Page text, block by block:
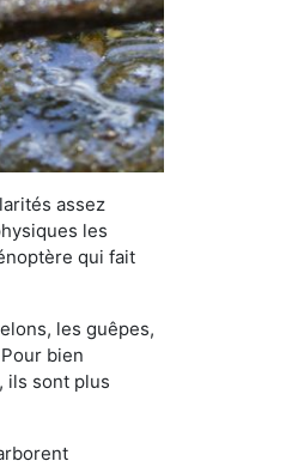
assez
les
qui fait
les guêpes,
bien
ils sont plus